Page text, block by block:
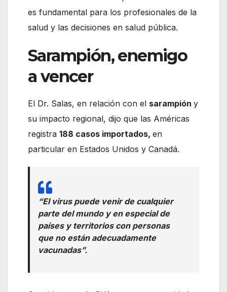
es fundamental para los profesionales de la
salud y las decisiones en salud pública.
Sarampión, enemigo
a vencer
El Dr. Salas, en relación con el sarampión y
su impacto regional, dijo que las Américas
registra 188 casos importados, en
particular en Estados Unidos y Canadá.
“El virus puede venir de cualquier
parte del mundo y en especial de
países y territorios con personas
que no están adecuadamente
vacunadas”.